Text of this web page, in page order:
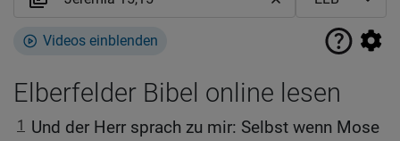
Videos einblenden
Elberfelder Bibel online lesen
1 Und der Herr sprach zu mir: Selbst wenn Mose